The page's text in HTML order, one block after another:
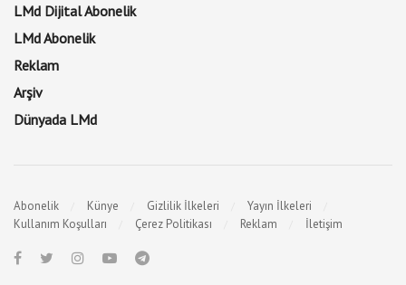
LMd Dijital Abonelik
LMd Abonelik
Reklam
Arşiv
Dünyada LMd
Abonelik Künye Gizlilik İlkeleri
Yayın İlkeleri
Kullanım Koşulları
Çerez Politikası Reklam İletişim